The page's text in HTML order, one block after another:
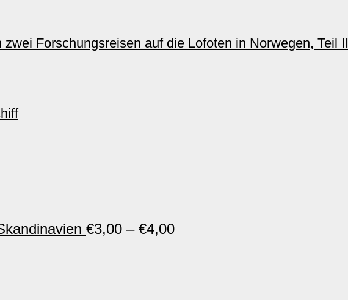
Forschungsreisen auf die Lofoten in Norwegen, Teil II
€3,00 – €4,00